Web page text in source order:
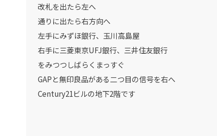
改札を出たら左へ
通りに出たら右方向へ
左手にみずほ銀行、玉川高島屋
右手に三菱東京UFJ銀行、三井住友銀行
をみつつしばらくまっすぐ
GAPと無印良品がある二つ目の信号を右へ
Century21ビルの地下2階です